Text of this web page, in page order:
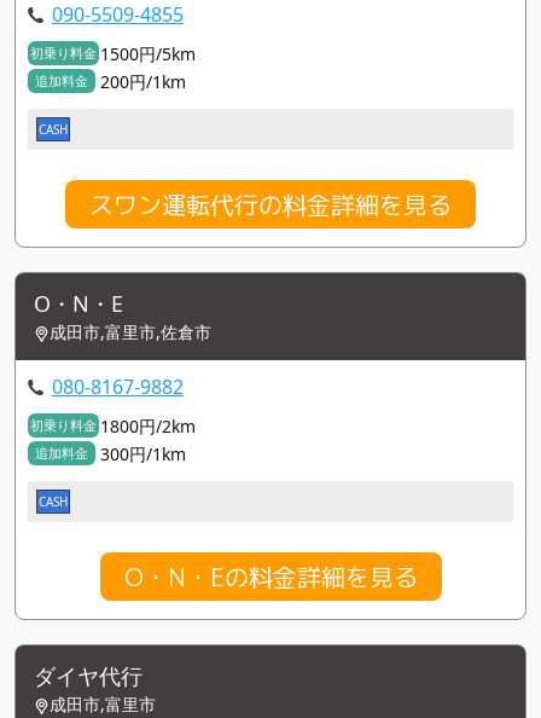
090-5509-4855
初乗り料金 1500円/5km
追加料金 200円/1km
CASH
スワン運転代行の料金詳細を見る
O・N・E
成田市,富里市,佐倉市
080-8167-9882
初乗り料金 1800円/2km
追加料金 300円/1km
CASH
O・N・Eの料金詳細を見る
ダイヤ代行
成田市,富里市